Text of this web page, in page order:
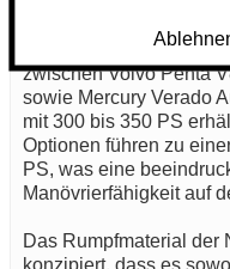
Der Antrieb der Nimbus
leistungsstarke
zwischen Volvo Penta
sowie Mercury Verado
mit 300 bis 350 PS
Optionen führen zu
PS, was eine
Manövrierfähigkeit auf
Das Rumpfmaterial der
konzipiert, dass es